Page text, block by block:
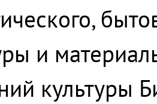
и
культуры